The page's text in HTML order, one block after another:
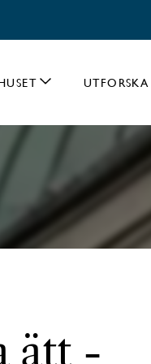
UTFORSKA
ätt -